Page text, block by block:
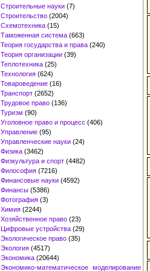
Строительные науки (7)
Строительство (2004)
Схемотехника (15)
Таможенная система (663)
Теория государства и права (240)
Теория организации (39)
Теплотехника (25)
Технология (624)
Товароведение (16)
Транспорт (2652)
Трудовое право (136)
Туризм (90)
Уголовное право и процесс (406)
Управление (95)
Управленческие науки (24)
Физика (3462)
Физкультура и спорт (4482)
Философия (7216)
Финансовые науки (4592)
Финансы (5386)
Фотография (3)
Химия (2244)
Хозяйственное право (23)
Цифровые устройства (29)
Экологическое право (35)
Экология (4517)
Экономика (20644)
Экономико-математическое моделирование